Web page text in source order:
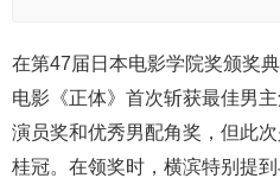
在第47届日本电影学院奖颁奖
电影《正体》首次斩获最佳男
演员奖和优秀男配角奖，但此
桂冠。在领奖时，横滨特别提